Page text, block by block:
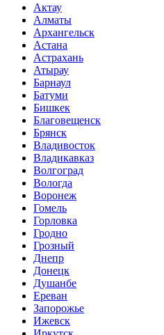
Актау
Алматы
Архангельск
Астана
Астрахань
Атырау
Барнаул
Батуми
Бишкек
Благовещенск
Брянск
Владивосток
Владикавказ
Волгоград
Вологда
Воронеж
Гомель
Горловка
Гродно
Грозный
Днепр
Донецк
Душанбе
Ереван
Запорожье
Ижевск